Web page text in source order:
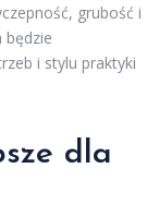
grubość i
będzie
i stylu praktyki
dla